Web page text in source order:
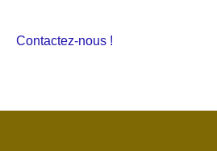
Contactez-nous !